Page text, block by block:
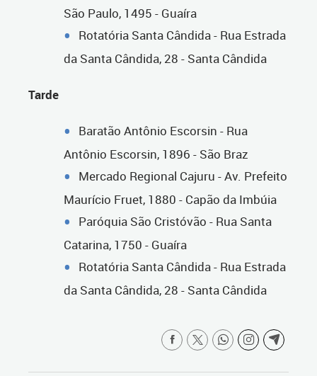
São Paulo, 1495 - Guaíra
Rotatória Santa Cândida - Rua Estrada
da Santa Cândida, 28 - Santa Cândida
Tarde
Baratão Antônio Escorsin - Rua
Antônio Escorsin, 1896 - São Braz
Mercado Regional Cajuru - Av. Prefeito
Maurício Fruet, 1880 - Capão da Imbúia
Paróquia São Cristóvão - Rua Santa
Catarina, 1750 - Guaíra
Rotatória Santa Cândida - Rua Estrada
da Santa Cândida, 28 - Santa Cândida